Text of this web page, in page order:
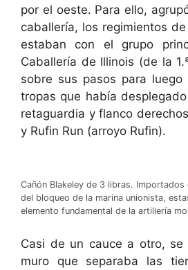
por el oeste. Para ello,
caballería, los regimientos
estaban con el grupo
Caballería de Illinois (de la
sobre sus pasos para luego
tropas que había
retaguardia y flanco
y Rufin Run (arroyo Rufin).
Cañón Blakeley de 3 libras.
del bloqueo de la marina unionista,
elemento fundamental de la artillería
Casi de un cauce a otro, se
muro que separaba las